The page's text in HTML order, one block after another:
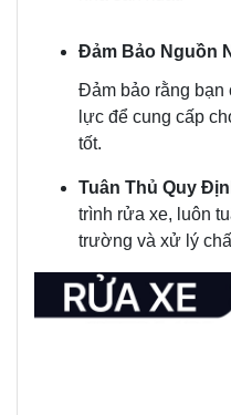
Đảm Bảo Nguồn
Đảm bảo rằng
lực để cung cấp
tốt.
Tuân Thủ Quy
trình rửa xe, luôn
trường và xử lý